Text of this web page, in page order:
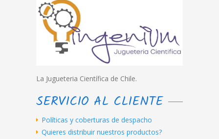
La Jugueteria Científica de Chile.
SERVICIO AL CLIENTE
Políticas y coberturas de despacho
Quieres distribuir nuestros productos?